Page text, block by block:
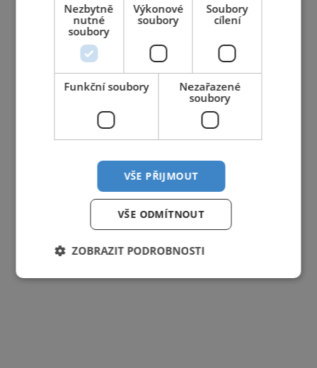
Nezbytně
nutné
soubory
Výkonové
soubory
Soubory
cílení
Funkční soubory
Nezařazené
soubory
VŠE PŘIJMOUT
VŠE ODMÍTNOUT
ZOBRAZIT PODROBNOSTI